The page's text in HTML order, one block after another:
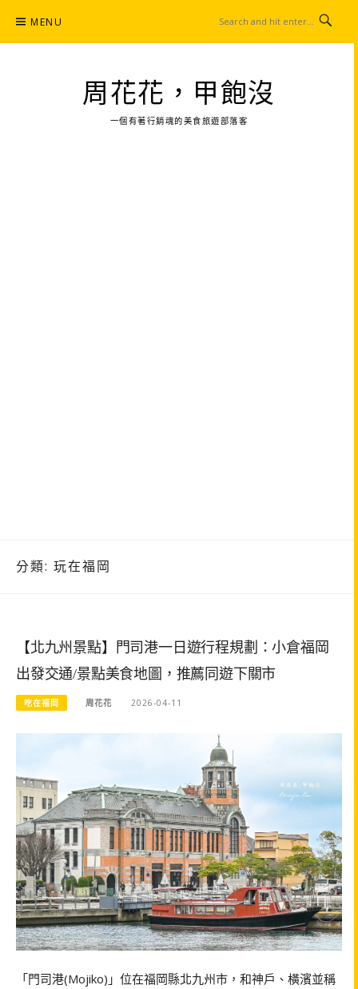
content
MENU
周花花，甲飽沒
一個有著行銷魂的美食旅遊部落客
分類: 玩在福岡
【北九州景點】門司港一日遊行程規劃：小倉福岡
出發交通/景點美食地圖，推薦同遊下關市
吃在福岡 周花花 2026-04-11
「門司港(Mojiko)」位在福岡縣北九州市，和神戶、橫濱並稱